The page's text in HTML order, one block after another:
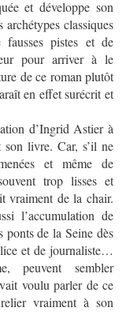
et développe son
classiques
fausses pistes et de
pour arriver à le
de ce roman plutôt
en effet surécrit et
d’Ingrid Astier à
livre. Car, s’il ne
et même de
trop lisses et
vraiment de la chair.
l’accumulation de
ponts de la Seine dès
et de journaliste…
peuvent sembler
voulu parler de ce
vraiment à son